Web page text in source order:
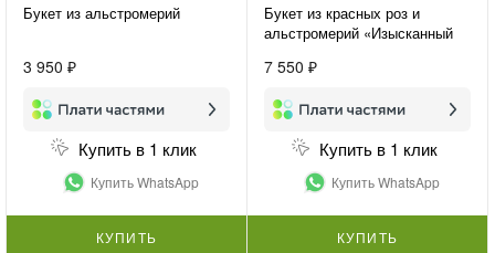
Букет из альстромерий
3 950 ₽
Купить в 1 клик
Купить WhatsApp
КУПИТЬ
Букет из красных роз и
альстромерий «Изысканный
7 550 ₽
Купить в 1 клик
Купить WhatsApp
КУПИТЬ